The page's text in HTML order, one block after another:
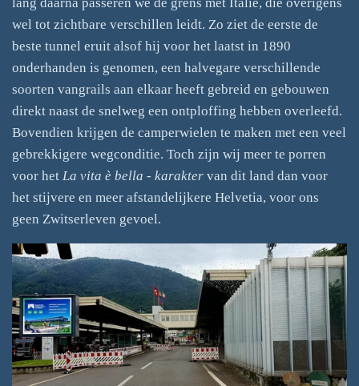
lang daarna passeren we de grens met Italië, die overigens
wel tot zichtbare verschillen leidt. Zo ziet de eerste de
beste tunnel eruit alsof hij voor het laatst in 1890
onderhanden is genomen, een halvegare verschillende
soorten vangrails aan elkaar heeft gebreid en gebouwen
direkt naast de snelweg een ontploffing hebben overleefd.
Bovendien krijgen de camperwielen te maken met een veel
gebrekkigere wegconditie. Toch zijn wij meer te porren
voor het La vita è bella - karakter van dit land dan voor
het stijvere en meer afstandelijkere Helvetia, voor ons
geen Zwitserleven gevoel.